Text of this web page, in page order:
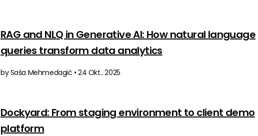
RAG and NLQ in Generative AI: How natural language
queries transform data analytics
by Saša Mehmedagić • 24 Okt.. 2025
Dockyard: From staging environment to client demo
platform